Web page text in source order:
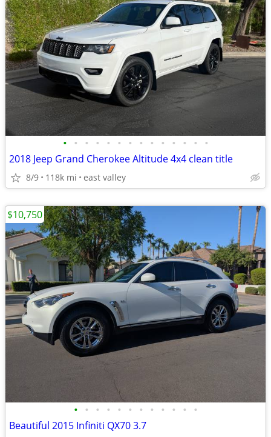
• • • • • • • • • • • • • •
2018 Jeep Grand Cherokee Altitude 4x4 clean title
8/9 118k mi east valley
• • • • • • • • • • • •
Beautiful 2015 Infiniti QX70 3.7
$10,750